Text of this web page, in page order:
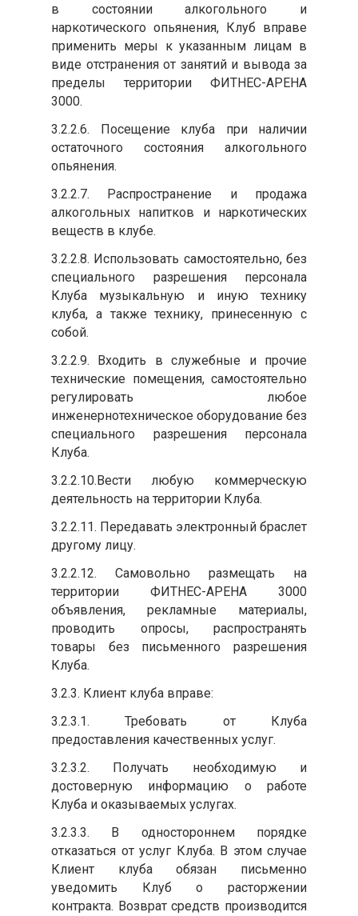
в состоянии алкогольного и
наркотического опьянения, Клуб вправе
применить меры к указанным лицам в
виде отстранения от занятий и вывода за
пределы территории ФИТНЕС-АРЕНА
3000.
3.2.2.6. Посещение клуба при наличии
остаточного состояния алкогольного
опьянения.
3.2.2.7. Распространение и продажа
алкогольных напитков и наркотических
веществ в клубе.
3.2.2.8. Использовать самостоятельно, без
специального разрешения персонала
Клуба музыкальную и иную технику
клуба, а также технику, принесенную с
собой.
3.2.2.9. Входить в служебные и прочие
технические помещения, самостоятельно
регулировать любое
инженернотехническое оборудование без
специального разрешения персонала
Клуба.
3.2.2.10.Вести любую коммерческую
деятельность на территории Клуба.
3.2.2.11. Передавать электронный браслет
другому лицу.
3.2.2.12. Самовольно размещать на
территории ФИТНЕС-АРЕНА 3000
объявления, рекламные материалы,
проводить опросы, распространять
товары без письменного разрешения
Клуба.
3.2.3. Клиент клуба вправе:
3.2.3.1. Требовать от Клуба
предоставления качественных услуг.
3.2.3.2. Получать необходимую и
достоверную информацию о работе
Клуба и оказываемых услугах.
3.2.3.3. В одностороннем порядке
отказаться от услуг Клуба. В этом случае
Клиент клуба обязан письменно
уведомить Клуб о расторжении
контракта. Возврат средств производится